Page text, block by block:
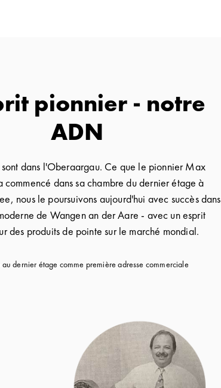
pionnier - notre
ADN
dans l'Oberaargau. Ce que le pionnier Max
commencé dans sa chambre du dernier étage à
nous le poursuivons aujourd'hui avec succès dans
de Wangen an der Aare - avec un esprit
des produits de pointe sur le marché mondial.
dernier étage comme première adresse commerciale